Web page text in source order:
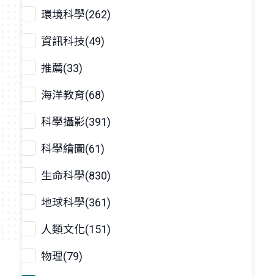
環境科學(262)
資訊科技(49)
推薦(33)
海洋教育(68)
科學攝影(391)
科學繪圖(61)
生命科學(830)
地球科學(361)
人類文化(151)
物理(79)